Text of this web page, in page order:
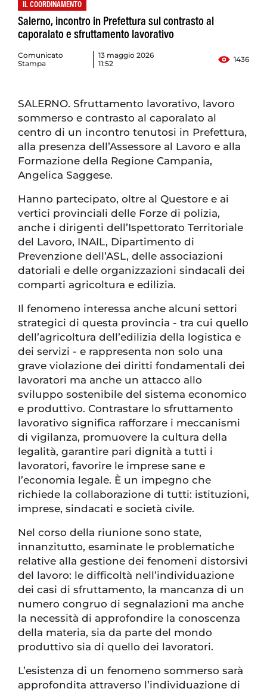
IL COORDINAMENTO
Salerno, incontro in Prefettura sul contrasto al
caporalato e sfruttamento lavorativo
Comunicato
Stampa
13 maggio 2026
11:52
1436
SALERNO. Sfruttamento lavorativo, lavoro
sommerso e contrasto al caporalato al
centro di un incontro tenutosi in Prefettura,
alla presenza dell’Assessore al Lavoro e alla
Formazione della Regione Campania,
Angelica Saggese.
Hanno partecipato, oltre al Questore e ai
vertici provinciali delle Forze di polizia,
anche i dirigenti dell’Ispettorato Territoriale
del Lavoro, INAIL, Dipartimento di
Prevenzione dell’ASL, delle associazioni
datoriali e delle organizzazioni sindacali dei
comparti agricoltura e edilizia.
Il fenomeno interessa anche alcuni settori
strategici di questa provincia - tra cui quello
dell’agricoltura dell’edilizia della logistica e
dei servizi - e rappresenta non solo una
grave violazione dei diritti fondamentali dei
lavoratori ma anche un attacco allo
sviluppo sostenibile del sistema economico
e produttivo. Contrastare lo sfruttamento
lavorativo significa rafforzare i meccanismi
di vigilanza, promuovere la cultura della
legalità, garantire pari dignità a tutti i
lavoratori, favorire le imprese sane e
l’economia legale. È un impegno che
richiede la collaborazione di tutti: istituzioni,
imprese, sindacati e società civile.
Nel corso della riunione sono state,
innanzitutto, esaminate le problematiche
relative alla gestione dei fenomeni distorsivi
del lavoro: le difficoltà nell’individuazione
dei casi di sfruttamento, la mancanza di un
numero congruo di segnalazioni ma anche
la necessità di approfondire la conoscenza
della materia, sia da parte del mondo
produttivo sia di quello dei lavoratori.
L’esistenza di un fenomeno sommerso sarà
approfondita attraverso l’individuazione di